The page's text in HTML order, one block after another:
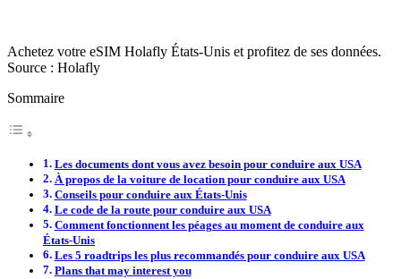
Achetez votre eSIM Holafly États-Unis et profitez de ses données.
Source : Holafly
Sommaire
Les documents dont vous avez besoin pour conduire aux USA
À propos de la voiture de location pour conduire aux USA
Conseils pour conduire aux États-Unis
Le code de la route pour conduire aux USA
Comment fonctionnent les péages au moment de conduire aux
États-Unis
Les 5 roadtrips les plus recommandés pour conduire aux USA
Plans that may interest you